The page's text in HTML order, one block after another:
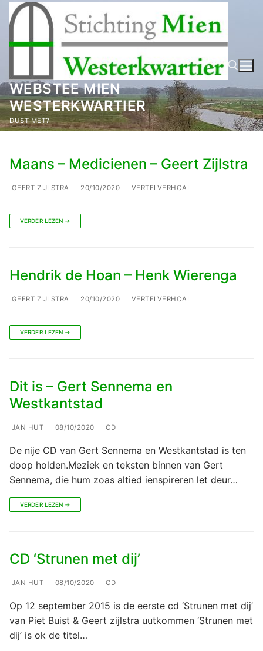
naar
inhoud
WEBSTEE MIEN
WESTERKWARTIER
DUST MET? Zoeken naar:
Maans – Medicienen – Geert Zijlstra
GEERT ZIJLSTRA 20/10/2020 VERTELVERHOAL
VERDER LEZEN →
Hendrik de Hoan – Henk Wierenga
GEERT ZIJLSTRA 20/10/2020 VERTELVERHOAL
VERDER LEZEN →
Dit is – Gert Sennema en
Westkantstad
JAN HUT 08/10/2020 CD
De nije CD van Gert Sennema en Westkantstad is ten
doop holden.Meziek en teksten binnen van Gert
Sennema, die hum zoas altied ienspireren let deur…
VERDER LEZEN →
CD ‘Strunen met dij’
JAN HUT 08/10/2020 CD
Op 12 september 2015 is de eerste cd ‘Strunen met dij’
van Piet Buist & Geert zijlstra uutkommen ‘Strunen met
dij’ is ok de titel…